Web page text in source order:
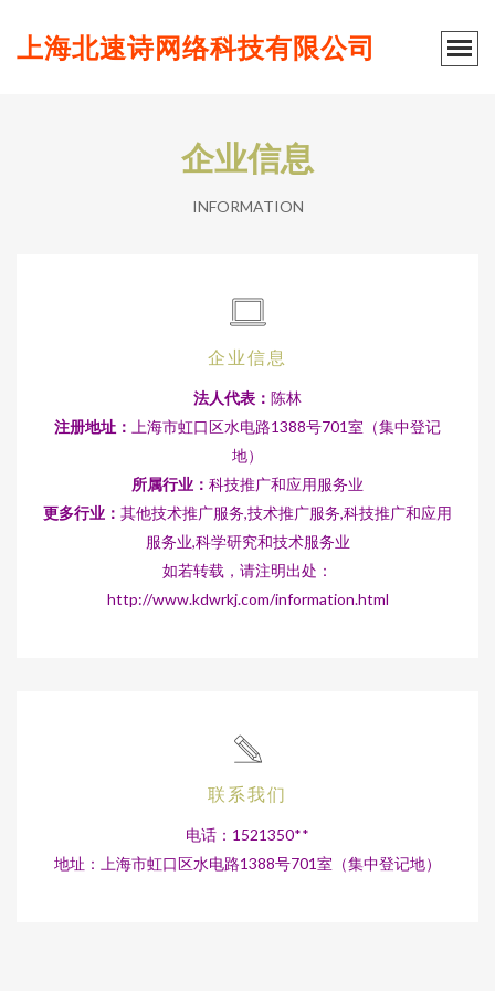
上海北速诗网络科技有限公司
企业信息
INFORMATION
企业信息
法人代表： 陈林
注册地址：
上海市虹口区水电路1388号701室（集中登记
地）
所属行业： 科技推广和应用服务业
更多行业： 其他技术推广服务,技术推广服务,科技推广和应用
服务业,科学研究和技术服务业
如若转载，请注明出处：
http://www.kdwrkj.com/information.html
联系我们
电话：1521350**
地址：上海市虹口区水电路1388号701室（集中登记地）